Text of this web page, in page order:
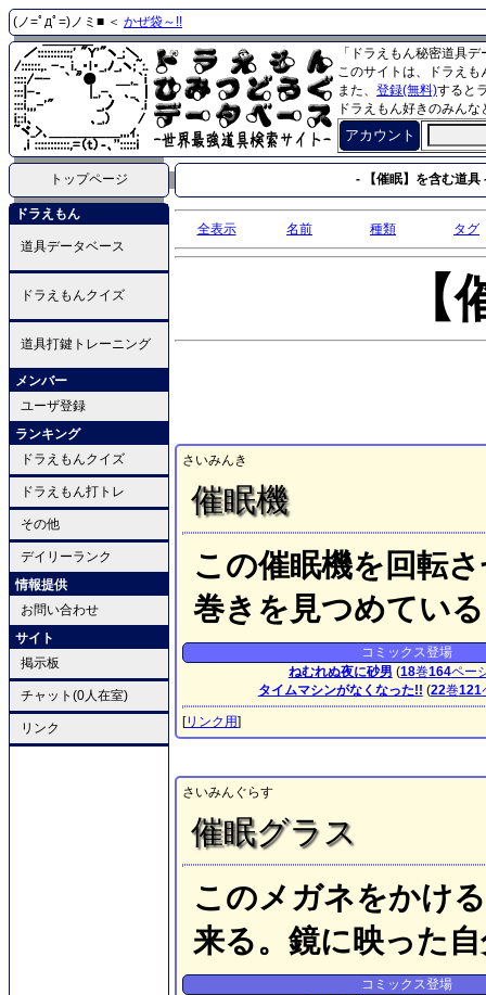
(ノ=ﾟдﾟ=)ノミ■ ＜ かぜ袋～!!
「ドラえもん秘密道具
このサイトは、ドラえ
また、 登録(無料)すると
ドラえもん好きのみん
アカウント
トップページ - 【催眠】を含む道具
ドラえもん
道具データベース
ドラえもんクイズ
道具打鍵トレーニング
メンバー
ユーザ登録
ランキング
ドラえもんクイズ
ドラえもん打トレ
その他
デイリーランク
情報提供
お問い合わせ
サイト
掲示板
チャット(0人在室)
リンク
全表示 名前 種類 タグ
さいみんき
催眠機
この催眠機を回転
巻きを見つめてい
コミックス登場
ねむれぬ夜に砂男 (18巻164ペー
タイムマシンがなくなった!! (22巻121
[リンク用]
さいみんぐらす
催眠グラス
このメガネをかけ
来る。鏡に映った
コミックス登場